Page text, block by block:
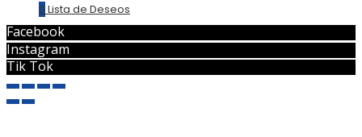
0 Lista de Deseos
Facebook
Instagram
Tik Tok